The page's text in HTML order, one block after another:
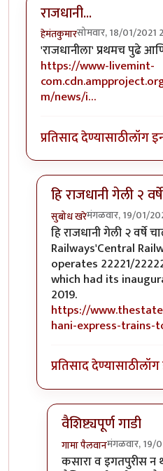
राजधानी...
हेमंतकुमारसोमवार, 18/01/2021
'राजधानीला' प्रथमच पुढे
https://www-livemint-
m/news/i…
प्रतिसाद देण्यासाठीलॉग
हि राजधानी गेली २
सुबोध खरेमंगळवार, 19/01/
In reply toराजधानी...
हि राजधानी गेली २ वर्षे
Railways'Central
operates 22221/
which had its
2019.
https://
hani-express-
प्रतिसाद देण्यासाठी
वैशिष्ट्यपूर्ण गाडी
गामा पैलवानमंगळवार, 19/
In reply toहि
कसारा व इगतपुरीस न